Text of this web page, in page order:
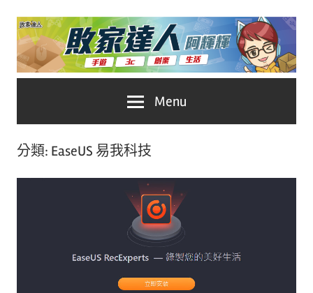
Skip
content
家
No.1
遊
戲
科
Menu
分類: EaseUS 易我科技